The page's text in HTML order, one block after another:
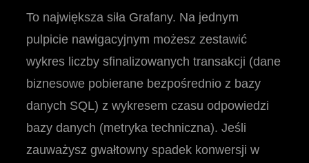
To największa siła Grafany. Na jednym
pulpicie nawigacyjnym możesz zestawić
wykres liczby sfinalizowanych transakcji (dane
biznesowe pobierane bezpośrednio z bazy
danych SQL) z wykresem czasu odpowiedzi
bazy danych (metryka techniczna). Jeśli
zauważysz gwałtowny spadek konwersji w